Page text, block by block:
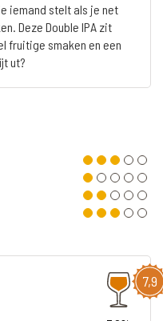
iemand stelt als je net
Deze Double IPA zit
fruitige smaken en een
ut?
7,9